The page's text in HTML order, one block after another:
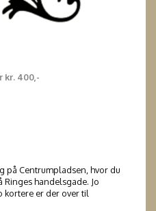
kr. 400,-
på Centrumpladsen, hvor du
handelsgade. Jo
kortere er der over til